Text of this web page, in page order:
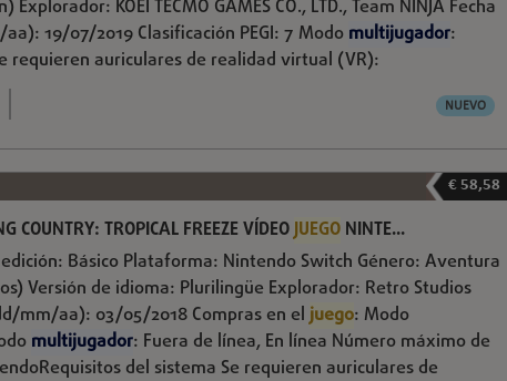
Explorador: KOEI TECMO GAMES CO., LTD., Team NINJA Fecha
19/07/2019 Clasificación PEGI: 7 Modo multijugador:
requieren auriculares de realidad virtual (VR):
NUEVO
€ 58,58
COUNTRY: TROPICAL FREEZE VÍDEOJUEGO NINTE...
Básico Plataforma: Nintendo Switch Género: Aventura
Versión de idioma: Plurilingüe Explorador: Retro Studios
mm/aa): 03/05/2018 Compras en eljuego: Modo
multijugador: Fuera de línea, En línea Número máximo de
del sistema Se requieren auriculares de